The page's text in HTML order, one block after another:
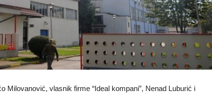
Milovanović, vlasnik firme “Ideal kompani”, Nenad Luburić i